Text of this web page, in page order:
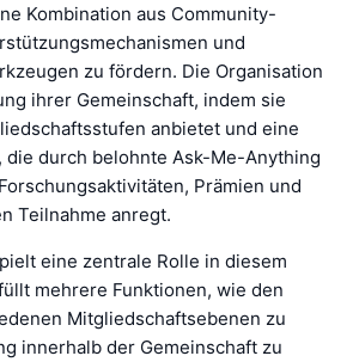
Kombination aus Community-
und
zu fördern. Die Organisation
ihrer Gemeinschaft, indem sie
anbietet und eine
die durch belohnte Ask-Me-Anything
Prämien und
Teilnahme anregt.
eine zentrale Rolle in diesem
mehrere Funktionen, wie den
Mitgliedschaftsebenen zu
innerhalb der Gemeinschaft zu